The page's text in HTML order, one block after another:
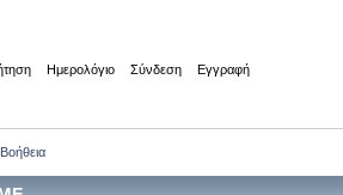
Ημερολόγιο Σύνδεση Εγγραφή
Βοήθεια